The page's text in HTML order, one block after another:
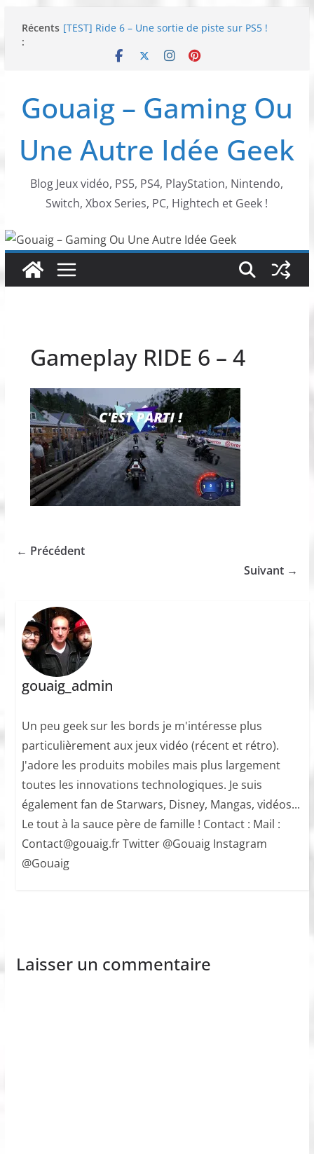
Récents
:
[TEST] Ride 6 – Une sortie de piste sur PS5 !
NEOGEO AES+ : La légende de l’arcade est de
SWITCH 2 : Nouveaux accessoires Turtle Beach X
Gouaig – Gaming Ou
Une Autre Idée Geek
Blog Jeux vidéo, PS5, PS4, PlayStation, Nintendo,
Switch, Xbox Series, PC, Hightech et Geek !
Gameplay RIDE 6 – 4
← Précédent
Suivant →
gouaig_admin
Un peu geek sur les bords je m'intéresse plus
particulièrement aux jeux vidéo (récent et rétro).
J'adore les produits mobiles mais plus largement
toutes les innovations technologiques. Je suis
également fan de Starwars, Disney, Mangas, vidéos...
Le tout à la sauce père de famille ! Contact : Mail :
Contact@gouaig.fr Twitter @Gouaig Instagram
@Gouaig
Laisser un commentaire